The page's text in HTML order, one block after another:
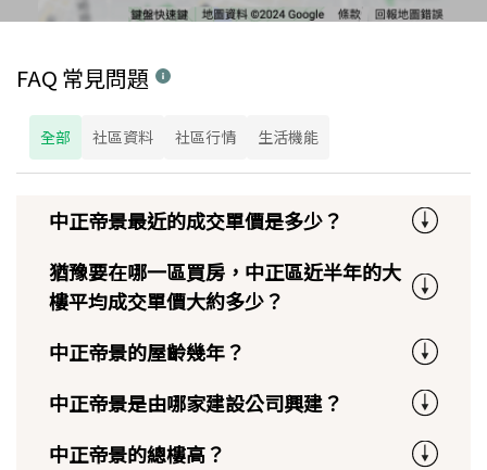
FAQ 常見問題
全部 社區資料 社區行情 生活機能
中正帝景最近的成交單價是多少？
猶豫要在哪一區買房，中正區近半年的大
樓平均成交單價大約多少？
中正帝景的屋齡幾年？
中正帝景是由哪家建設公司興建？
中正帝景的總樓高？